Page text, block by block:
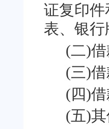
证复印
表、银
(二)
(三)
(四)
(五)